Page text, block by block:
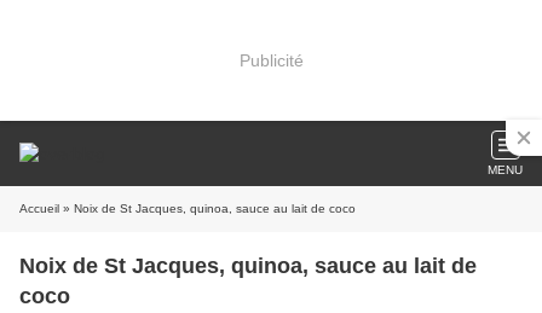
Publicité
MENU
Accueil » Noix de St Jacques, quinoa, sauce au lait de coco
Noix de St Jacques, quinoa, sauce au lait de
coco